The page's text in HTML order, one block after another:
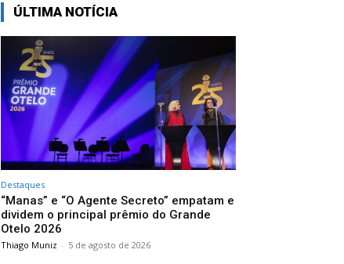
ÚLTIMA NOTÍCIA
Destaques
“Manas” e “O Agente Secreto” empatam e
dividem o principal prêmio do Grande
Otelo 2026
Thiago Muniz - 5 de agosto de 2026